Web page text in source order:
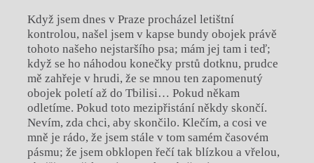
Když jsem dnes v Praze procházel letištní
kontrolou, našel jsem v kapse bundy obojek právě
tohoto našeho nejstaršího psa; mám jej tam i teď;
když se ho náhodou konečky prstů dotknu, prudce
mě zahřeje v hrudi, že se mnou ten zapomenutý
obojek poletí až do Tbilisi… Pokud někam
odletíme. Pokud toto mezipřistání někdy skončí.
Nevím, zda chci, aby skončilo. Klečím, a cosi ve
mně je rádo, že jsem stále v tom samém časovém
pásmu; že jsem obklopen řečí tak blízkou a vřelou,